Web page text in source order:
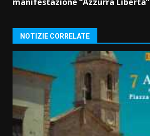
NOTIZIE CORRELATE